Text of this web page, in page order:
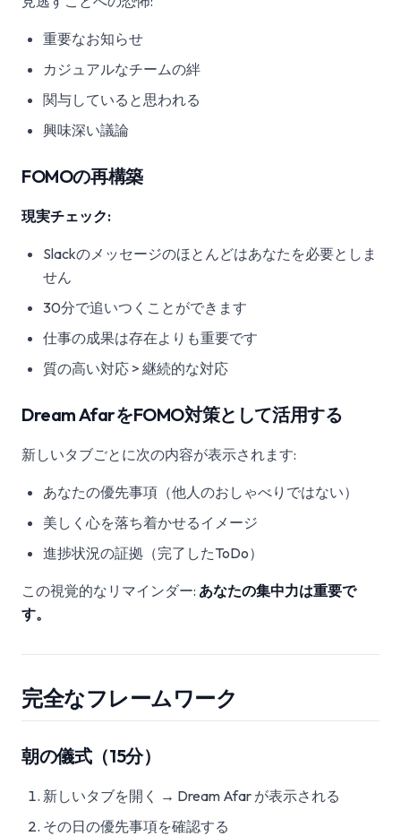
重要なお知らせ
カジュアルなチームの絆
関与していると思われる
興味深い議論
FOMOの再構築
現実チェック:
Slackのメッセージのほとんどはあなたを必要としま
せん
30分で追いつくことができます
仕事の成果は存在よりも重要です
質の高い対応 > 継続的な対応
Dream AfarをFOMO対策として活用する
新しいタブごとに次の内容が表示されます:
あなたの優先事項（他人のおしゃべりではない）
美しく心を落ち着かせるイメージ
進捗状況の証拠（完了したToDo）
この視覚的なリマインダー: あなたの集中力は重要で
す。
完全なフレームワーク
朝の儀式（15分）
新しいタブを開く → Dream Afar が表示される
その日の優先事項を確認する